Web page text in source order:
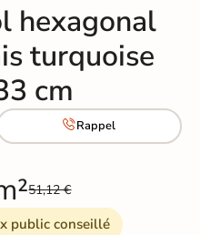
hexagonal
turquoise
cm
Rappel
51,12 €
public conseillé